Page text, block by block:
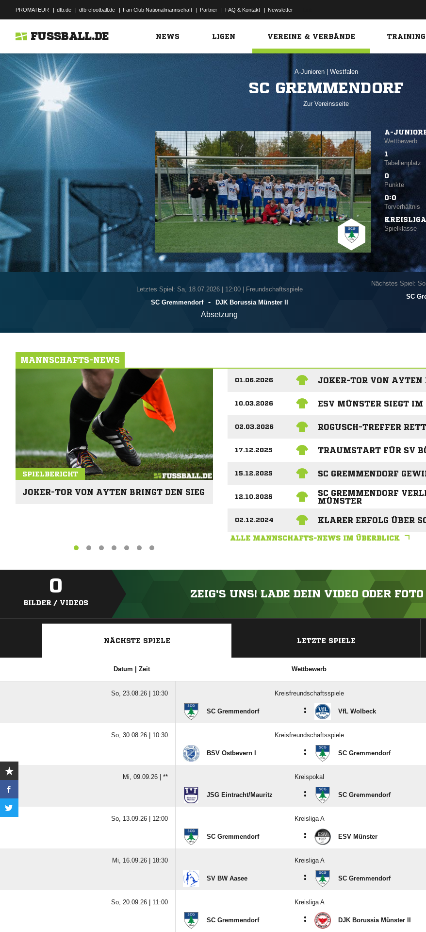
PROMATEUR | dfb.de | dfb-efootball.de | Fan Club Nationalmannschaft | Partner | FAQ & Kontakt | Newsletter
FUSSBALL.DE NEWS LIGEN VEREINE & VERBÄNDE
A-Junioren Westfalen
SC GREMMENDORF
Zur Vereinsseite
A-
Wettbewerb
1
Tabellenplatz
0
Punkte
0:0
Torverhältnis
Spielklasse
Letztes Spiel: Sa, 18.07.2026| 12:00 | Freundschaftsspiele
SC Gremmendorf
- DJK Borussia Münster II
Absetzung
Nächstes Spiel:
SC
MANNSCHAFTS-NEWS
SPIELBERICHT
JOKER-TOR VON AYTEN BRINGT DEN SIEG
01.06.2026 JOKER-TOR VON AYTEN
10.03.2026 ESV MÜNSTER SIEGT IM
02.03.2026 ROGUSCH-TREFFER
17.12.2025 TRAUMSTART FÜR SV
15.12.2025 SC GREMMENDORF
12.10.2025
SC GREMMENDORF
MÜNSTER
02.12.2024 KLARER ERFOLG ÜBER
ALLE MANNSCHAFTS-NEWS IM ÜBERBLICK
0
BILDER / VIDEOS
ZEIG'S UNS! LADE DEIN VIDEO ODER FOTO
NÄCHSTE SPIELE LETZTE SPIELE
Datum | Zeit Wettbewerb
So, 23.08.26 | 10:30 Kreisfreundschaftsspiele
SC Gremmendorf : VfL Wolbeck
So, 30.08.26 | 10:30 Kreisfreundschaftsspiele
BSV Ostbevern I : SC Gremmendorf
Mi, 09.09.26 | ** Kreispokal
JSG Eintracht/​Mauritz : SC Gremmendorf
So, 13.09.26 | 12:00 Kreisliga A
SC Gremmendorf : ESV Münster
Mi, 16.09.26 | 18:30 Kreisliga A
SV BW Aasee : SC Gremmendorf
So, 20.09.26 | 11:00 Kreisliga A
SC Gremmendorf : DJK Borussia Münster II